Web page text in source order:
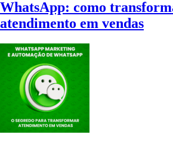
WhatsApp: como
atendimento em vendas